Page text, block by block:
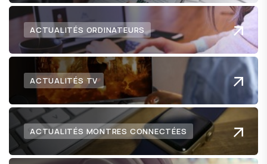
ACTUALITÉS ORDINATEURS
ACTUALITÉS TV
ACTUALITÉS MONTRES CONNECTÉES